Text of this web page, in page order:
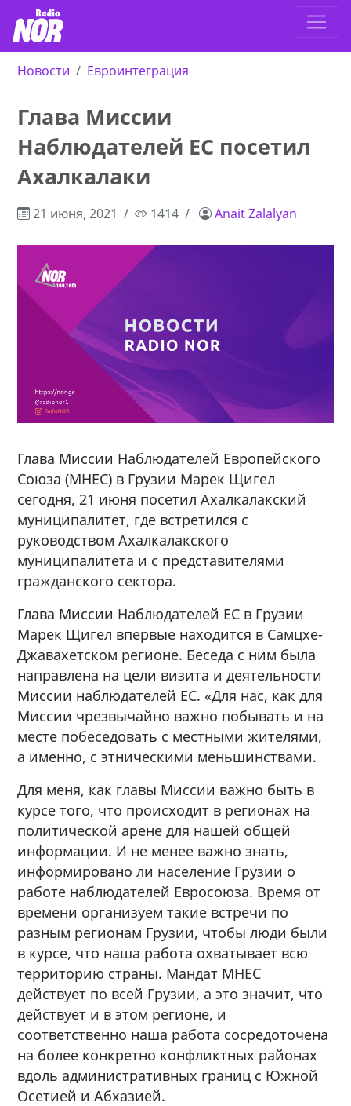
Новости Евроинтеграция
Глава Миссии
Наблюдателей ЕС посетил
Ахалкалаки
21 июня, 2021 1414 Anait Zalalyan
Глава Миссии Наблюдателей Европейского
Союза (МНЕС) в Грузии Марек Щигел
сегодня, 21 июня посетил Ахалкалакский
муниципалитет, где встретился с
руководством Ахалкалакского
муниципалитета и с представителями
гражданского сектора.
Глава Миссии Наблюдателей ЕС в Грузии
Марек Щигел впервые находится в Самцхе-
Джавахетском регионе. Беседа с ним была
направлена на цели визита и деятельности
Миссии наблюдателей ЕС. «Для нас, как для
Миссии чрезвычайно важно побывать и на
месте побеседовать с местными жителями,
а именно, с этническими меньшинствами.
Для меня, как главы Миссии важно быть в
курсе того, что происходит в регионах на
политической арене для нашей общей
информации. И не менее важно знать,
информировано ли население Грузии о
работе наблюдателей Евросоюза. Время от
времени организуем такие встречи по
разным регионам Грузии, чтобы люди были
в курсе, что наша работа охватывает всю
территорию страны. Мандат МНЕС
действует по всей Грузии, а это значит, что
действует и в этом регионе, и
соответственно наша работа сосредоточена
на более конкретно конфликтных районах
вдоль административных границ с Южной
Осетией и Абхазией.